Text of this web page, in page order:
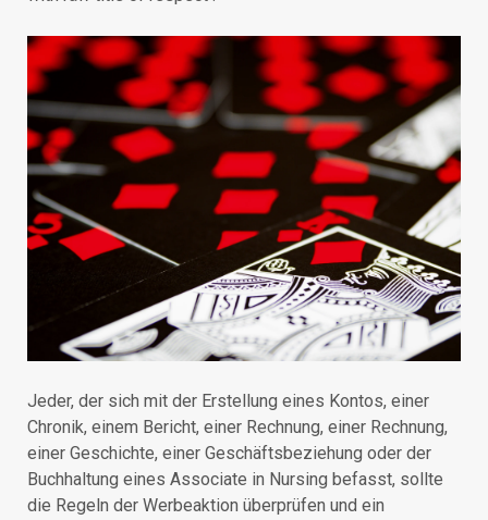
Jeder, der sich mit der Erstellung eines Kontos, einer
Chronik, einem Bericht, einer Rechnung, einer Rechnung,
einer Geschichte, einer Geschäftsbeziehung oder der
Buchhaltung eines Associate in Nursing befasst, sollte
die Regeln der Werbeaktion überprüfen und ein